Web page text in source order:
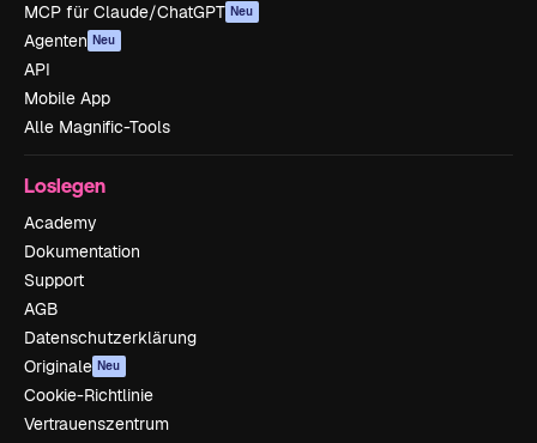
MCP für Claude/ChatGPT Neu
Agenten Neu
API
Mobile App
Alle Magnific-Tools
Loslegen
Academy
Dokumentation
Support
AGB
Datenschutzerklärung
Originale Neu
Cookie-Richtlinie
Vertrauenszentrum